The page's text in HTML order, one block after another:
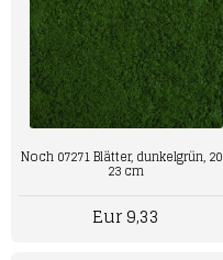
Noch 07271 Blätter, dunkelgrün,
23 cm
Eur 9,33